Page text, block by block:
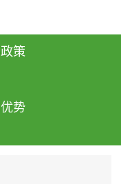
气采样量准确，检
可靠，远胜于其他
策
势